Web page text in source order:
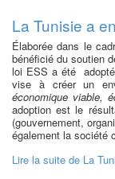
La Tunisie a
Élaborée dans le
bénéficié du soutien
loi ESS a été
vise à créer un
économique viable,
adoption est le
(gouvernement,
également la société
Lire la suite de La